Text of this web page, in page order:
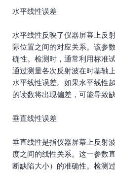
水平线性误差
水平线性反映了仪器屏幕上反
际位置之间的对应关系。该参
确性。检测时，通常利用标准
通过测量各次反射波在时基轴
水平线性误差。如果水平线性
的读数将出现偏差，可能导致
垂直线性误差
垂直线性是指仪器屏幕上反射
度之间的线性关系。这一参数
断缺陷大小）的准确性。检测